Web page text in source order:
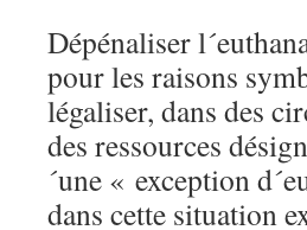
Dépénaliser
pour les raisons
légaliser, dans des
des ressources
´une « exception
dans cette situation